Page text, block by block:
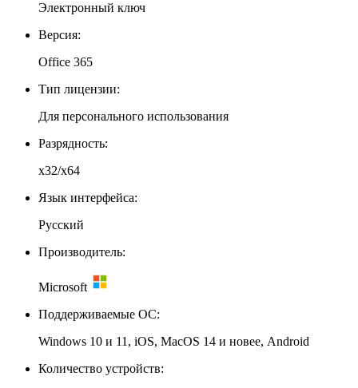
Электронный ключ
Версия:
Office 365
Тип лицензии:
Для персонального использования
Разрядность:
x32/x64
Язык интерфейса:
Русский
Производитель:
Microsoft
Поддерживаемые ОС:
Windows 10 и 11, iOS, MacOS 14 и новее, Android
Количество устройств: